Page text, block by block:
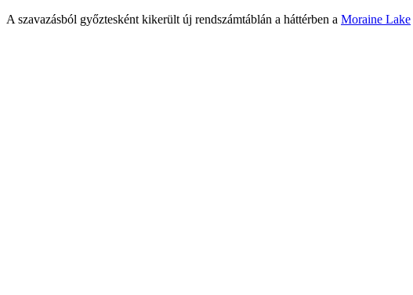
A szavazásból győztesként kikerült új rendszámtáblán a háttérben a Moraine Lake